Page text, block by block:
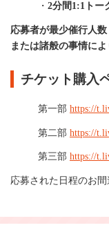
・ 2分間1:1トー
応募者が最少催行人
または諸般の事情に
チケット購入
第一部 https://
第二部 https://
第三部 https://
応募された日程のお間